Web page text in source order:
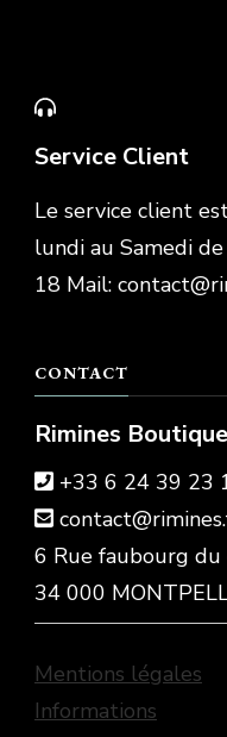
Service Client
Le service client
lundi au Samedi
18 Mail:
CONTACT
Rimines Boutique
+33 6 24 39 23
6 Rue faubourg du
34 000
Mentions légales
Informations